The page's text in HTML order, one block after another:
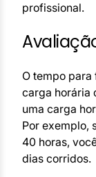
profissional.
O tempo
carga horária
uma carga
Por exemplo,
40 horas,
dias corridos.